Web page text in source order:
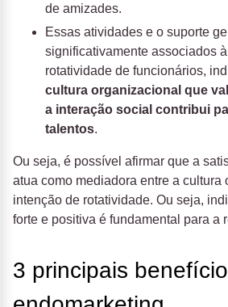
de amizades.
Essas atividades e o suporte
significativamente associados
rotatividade de funcionários,
cultura organizacional que
a interação social contribui
talentos.
Ou seja, é possível afirmar que a
atua como mediadora entre a cultura
intenção de rotatividade. Ou seja,
forte e positiva é fundamental para a
3 principais